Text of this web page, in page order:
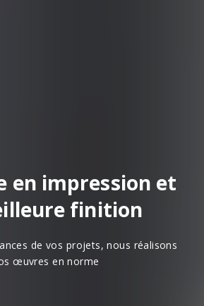
en impression et
finition
de vos projets, nous réalisons
œuvres en norme